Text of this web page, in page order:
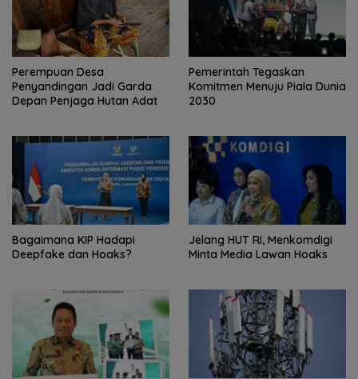
Perempuan Desa
Penyandingan Jadi Garda
Depan Penjaga Hutan Adat
Pemerintah Tegaskan
Komitmen Menuju Piala Dunia
2030
Bagaimana KIP Hadapi
Deepfake dan Hoaks?
Jelang HUT RI, Menkomdigi
Minta Media Lawan Hoaks